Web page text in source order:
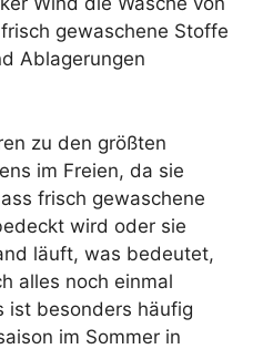
gewaschene Stoffe
Ablagerungen
zu den größten
im Freien, da sie
frisch gewaschene
wird oder sie
läuft, was bedeutet,
alles noch einmal
ist besonders häufig
im Sommer in